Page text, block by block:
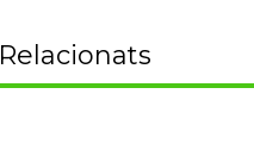
Relacionats